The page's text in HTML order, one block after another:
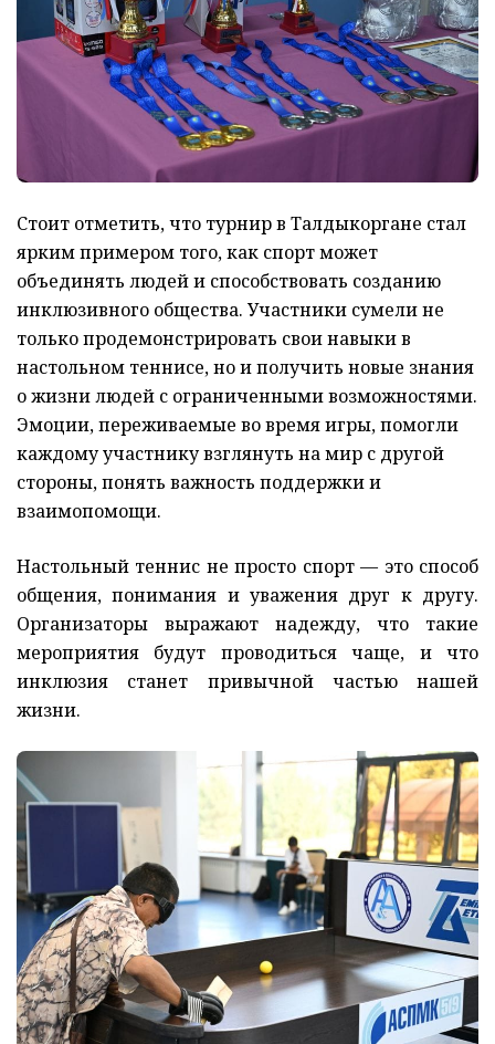
Стоит отметить, что турнир в Талдыкоргане стал
ярким примером того, как спорт может
объединять людей и способствовать созданию
инклюзивного общества. Участники сумели не
только продемонстрировать свои навыки в
настольном теннисе, но и получить новые знания
о жизни людей с ограниченными возможностями.
Эмоции, переживаемые во время игры, помогли
каждому участнику взглянуть на мир с другой
стороны, понять важность поддержки и
взаимопомощи.
Настольный теннис не просто спорт — это способ
общения, понимания и уважения друг к другу.
Организаторы выражают надежду, что такие
мероприятия будут проводиться чаще, и что
инклюзия станет привычной частью нашей
жизни.